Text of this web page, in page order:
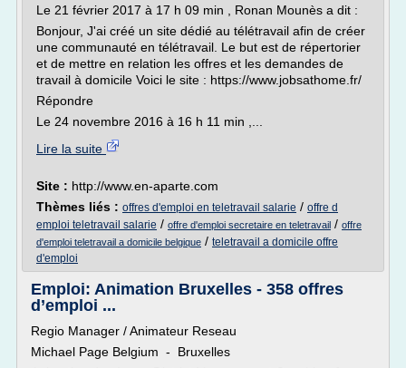
Le 21 février 2017 à 17 h 09 min , Ronan Mounès a dit :
Bonjour, J'ai créé un site dédié au télétravail afin de créer
une communauté en télétravail. Le but est de répertorier
et de mettre en relation les offres et les demandes de
travail à domicile Voici le site : https://www.jobsathome.fr/
Répondre
Le 24 novembre 2016 à 16 h 11 min ,...
Lire la suite
Site : http://www.en-aparte.com
Thèmes liés : offres d'emploi en teletravail salarie / offre d
emploi teletravail salarie / offre d'emploi secretaire en teletravail / offre
d'emploi teletravail a domicile belgique / teletravail a domicile offre
d'emploi
Emploi: Animation Bruxelles - 358 offres
d’emploi ...
Regio Manager / Animateur Reseau
Michael Page Belgium - Bruxelles